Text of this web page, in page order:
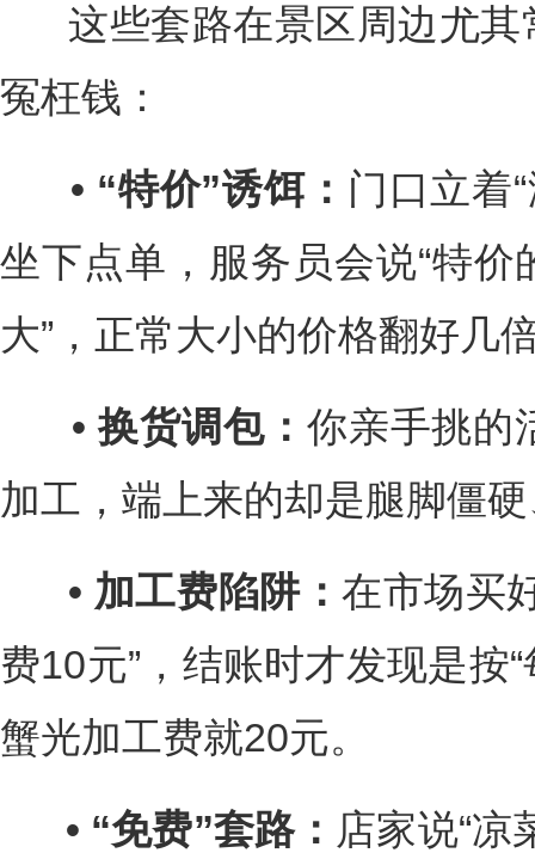
这些套路在景区周边尤其
冤枉钱：
• “特价”诱饵： 门口立着
坐下点单，服务员会说“特
大”，正常大小的价格翻好几
• 换货调包： 你亲手挑的
加工，端上来的却是腿脚僵
• 加工费陷阱：在市场买
费10元”，结账时才发现是按
蟹光加工费就20元。
• “免费”套路： 店家说“凉